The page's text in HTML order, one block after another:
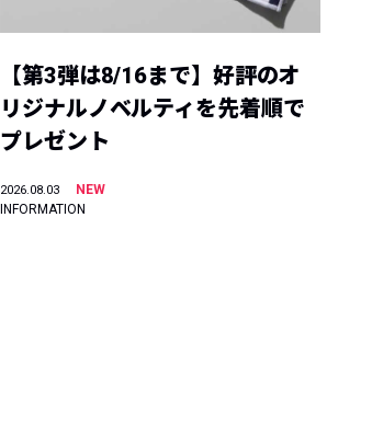
【第3弾は8/16まで】好評のオ
リジナルノベルティを先着順で
プレゼント
2026.08.03
NEW
INFORMATION